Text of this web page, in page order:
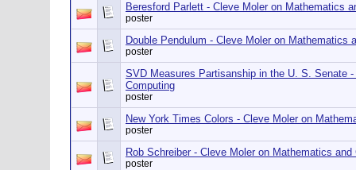
Beresford Parlett - Cleve Moler on Mathematics
poster
Double Pendulum - Cleve Moler on Mathematics
poster
SVD Measures Partisanship in the U. S. Senate
Computing
poster
New York Times Colors - Cleve Moler on
poster
Rob Schreiber - Cleve Moler on Mathematics and
poster